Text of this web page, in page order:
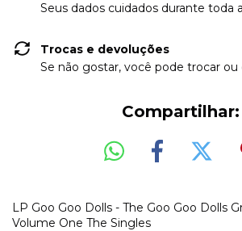
Seus dados cuidados durante toda
Trocas e devoluções
Se não gostar, você pode trocar ou
Compartilhar:
LP Goo Goo Dolls - The Goo Goo Dolls
Volume One The Singles